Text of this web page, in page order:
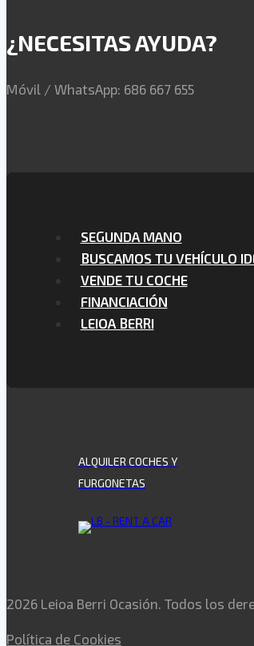
¿NECESITAS AYUDA?
Móvil / WhatsApp: 686 667 655
SEGUNDA MANO
BUSCAMOS TU VEHÍCULO
VENDE TU COCHE
FINANCIACIÓN
LEIOA BERRI
ALQUILER COCHES Y
FURGONETAS
2026 Leioa Berri Ocasión. Todos los
Política de Cookies